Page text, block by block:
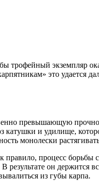
экземпляр
это удается
превышающую
и удилище,
монолески
процесс борьбы
он держится
из губы карпа.